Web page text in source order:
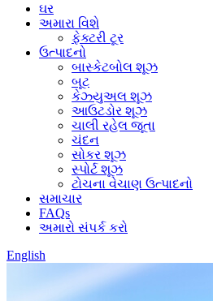
ઘર
અમારા વિશે
ફેક્ટરી ટૂર
ઉત્પાદનો
બાસ્કેટબોલ શૂઝ
બૂટ
કેઝ્યુઅલ શૂઝ
આઉટડોર શૂઝ
ચાલી રહેલ જૂતા
ચંદન
સોકર શૂઝ
સ્પોર્ટ શૂઝ
ટોચના વેચાણ ઉત્પાદનો
સમાચાર
FAQs
અમારો સંપર્ક કરો
English